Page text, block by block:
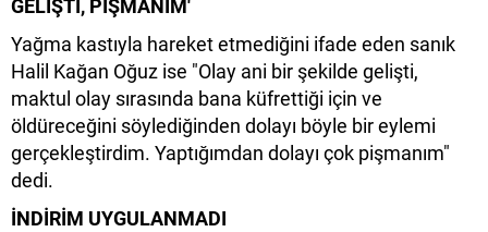
GELİŞTİ, PİŞMANIM'
Yağma kastıyla hareket etmediğini ifade eden sanık
Halil Kağan Oğuz ise "Olay ani bir şekilde gelişti,
maktul olay sırasında bana küfrettiği için ve
öldüreceğini söylediğinden dolayı böyle bir eylemi
gerçekleştirdim. Yaptığımdan dolayı çok pişmanım"
dedi.
İNDİRİM UYGULANMADI